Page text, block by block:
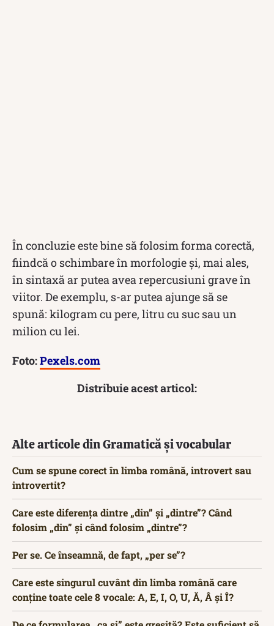
În concluzie este bine să folosim forma corectă,
fiindcă o schimbare în morfologie și, mai ales,
în sintaxă ar putea avea repercusiuni grave în
viitor. De exemplu, s-ar putea ajunge să se
spună: kilogram cu pere, litru cu suc sau un
milion cu lei.
Foto:Pexels.com
Distribuie acest articol:
Alte articole din Gramatică și vocabular
Cum se spune corect în limba română, introvert sau
introvertit?
Care este diferența dintre „din” și „dintre”? Când
folosim „din” și când folosim „dintre”?
Per se. Ce înseamnă, de fapt, „per se”?
Care este singurul cuvânt din limba română care
conține toate cele 8 vocale: A, E, I, O, U, Ă, Â și Î?